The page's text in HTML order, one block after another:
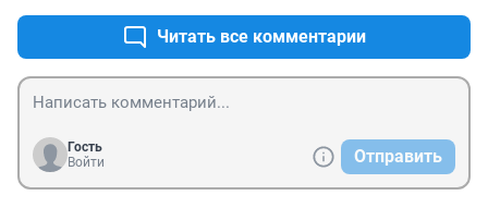
Читать все комментарии
Гость
Войти
Отправить